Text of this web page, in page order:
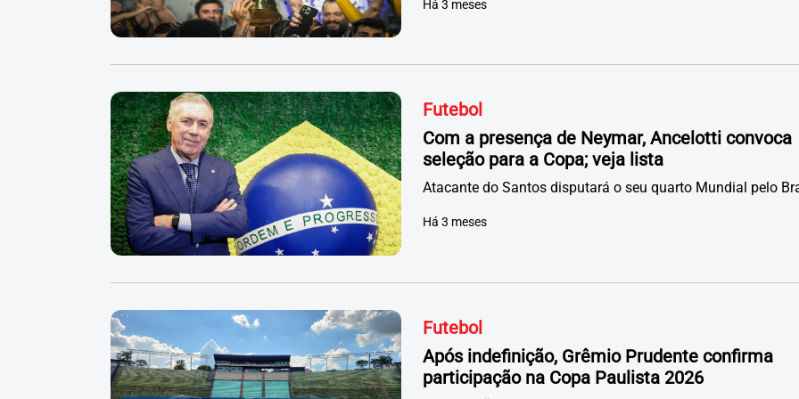
Há 3 meses
Futebol
Com a presença de Neymar, Ancelotti convoca
seleção para a Copa; veja lista
Atacante do Santos disputará o seu quarto Mundial pelo
Há 3 meses
Futebol
Após indefinição, Grêmio Prudente confirma
participação na Copa Paulista 2026